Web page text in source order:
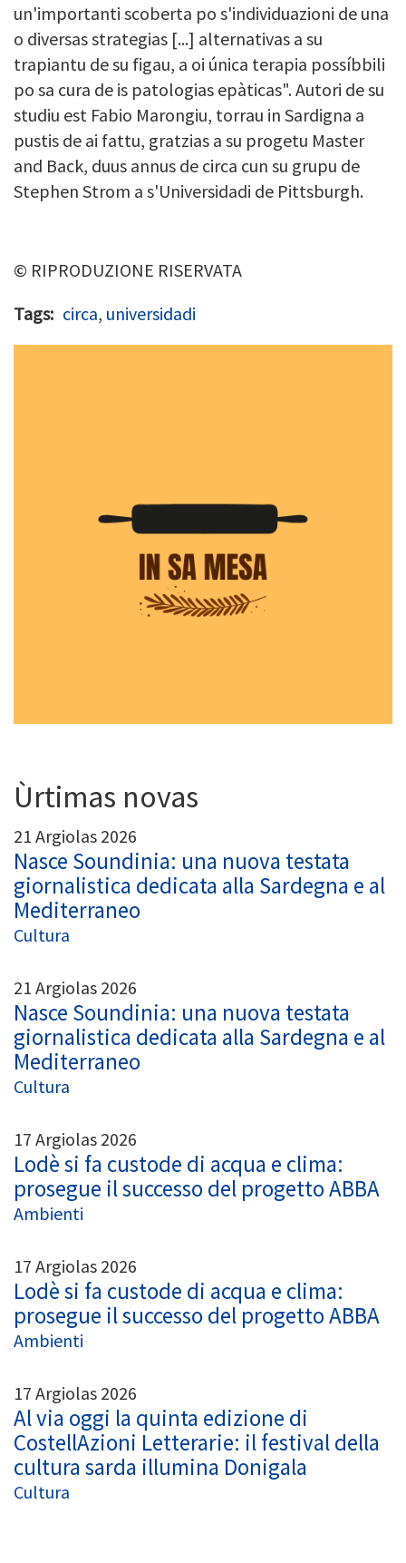
un'importanti scoberta po s'individuazioni de una
o diversas strategias [...] alternativas a su
trapiantu de su figau, a oi única terapia possíbbili
po sa cura de is patologias epàticas". Autori de su
studiu est Fabio Marongiu, torrau in Sardigna a
pustis de ai fattu, gratzias a su progetu Master
and Back, duus annus de circa cun su grupu de
Stephen Strom a s'Universidadi de Pittsburgh.
© RIPRODUZIONE RISERVATA
Tags circa, universidadi
Ùrtimas novas
21 Argiolas 2026
Nasce Soundinia: una nuova testata
giornalistica dedicata alla Sardegna e al
Mediterraneo
Cultura
21 Argiolas 2026
Nasce Soundinia: una nuova testata
giornalistica dedicata alla Sardegna e al
Mediterraneo
Cultura
17 Argiolas 2026
Lodè si fa custode di acqua e clima:
prosegue il successo del progetto ABBA
Ambienti
17 Argiolas 2026
Lodè si fa custode di acqua e clima:
prosegue il successo del progetto ABBA
Ambienti
17 Argiolas 2026
Al via oggi la quinta edizione di
CostellAzioni Letterarie: il festival della
cultura sarda illumina Donigala
Cultura